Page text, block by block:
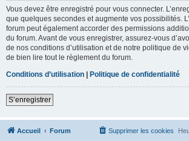
Vous devez être enregistré pour vous connecter.
que quelques secondes et augmente vos possibilités.
forum peut également accorder des permissions
du forum. Avant de vous enregistrer, assurez-vous
de nos conditions d’utilisation et de notre politique de
de bien lire tout le règlement du forum.
Conditions d’utilisation | Politique de confidentialité
S’enregistrer
Accueil Forum Supprimer les cookies